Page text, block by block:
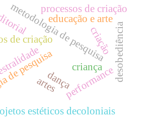
metodologia de pesquisa
pesquisa
de criação
artes
dançaperformance
estéticos decoloniais
desobediência
processos de criação
educação e arte
criação
criança